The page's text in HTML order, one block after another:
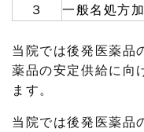
３ 一般名処方
当院では後発医薬品
薬品の安定供給に向
ます。
当院では後発医薬品